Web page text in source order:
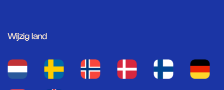
Wijzig land